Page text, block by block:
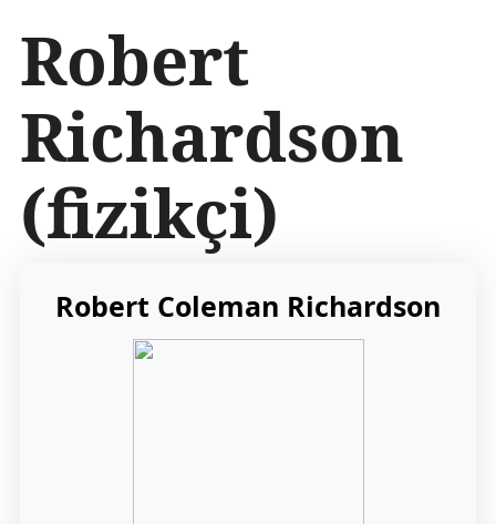
ç
r
i
e
t
Robert
Richardson
(fizikçi)
Robert Coleman Richardson